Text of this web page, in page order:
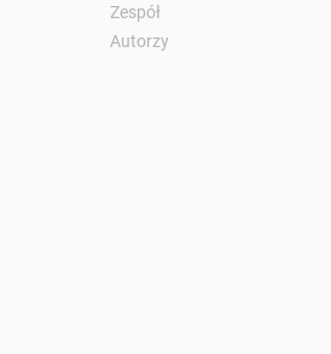
Zespół
Autorzy